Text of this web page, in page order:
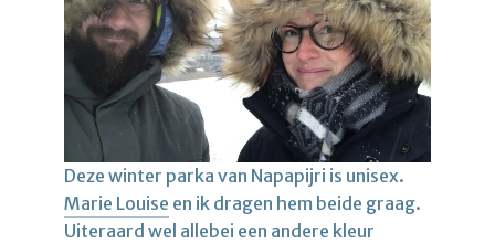
Deze winter parka van Napapijri is unisex.
Marie Louise en ik dragen hem beide graag.
Uiteraard wel allebei een andere kleur